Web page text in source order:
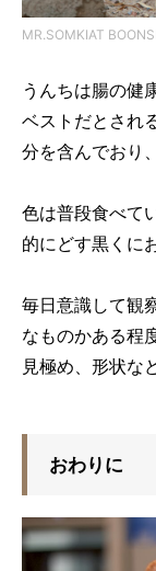
MR.SOMKIAT
うんちは腸の健
ベストだとされ
分を含んでおり
色は普段食べて
的にどす黒くに
毎日意識して観
なものかある程
見極め、形状な
おわりに